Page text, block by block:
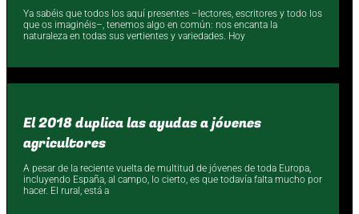
Ya sabéis que todos los aquí presentes –lectores, escritores y todo los
que os imaginéis–, tenemos algo en común: nos encanta la
naturaleza en todas sus vertientes y variedades. Hoy
El 2018 duplica las ayudas a jóvenes
agricultores
A pesar de la reciente vuelta de multitud de jóvenes de toda Europa,
incluyendo España, al campo, lo cierto, es que todavía falta mucho por
hacer. El rural, está a